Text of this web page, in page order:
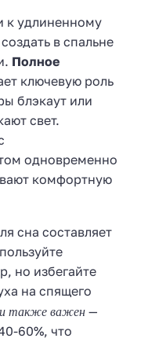
к удлиненному
в спальне
Полное
ключевую роль
блэкаут или
свет.
одновременно
комфортную
сна составляет
но избегайте
на спящего
также важен —
60%, что